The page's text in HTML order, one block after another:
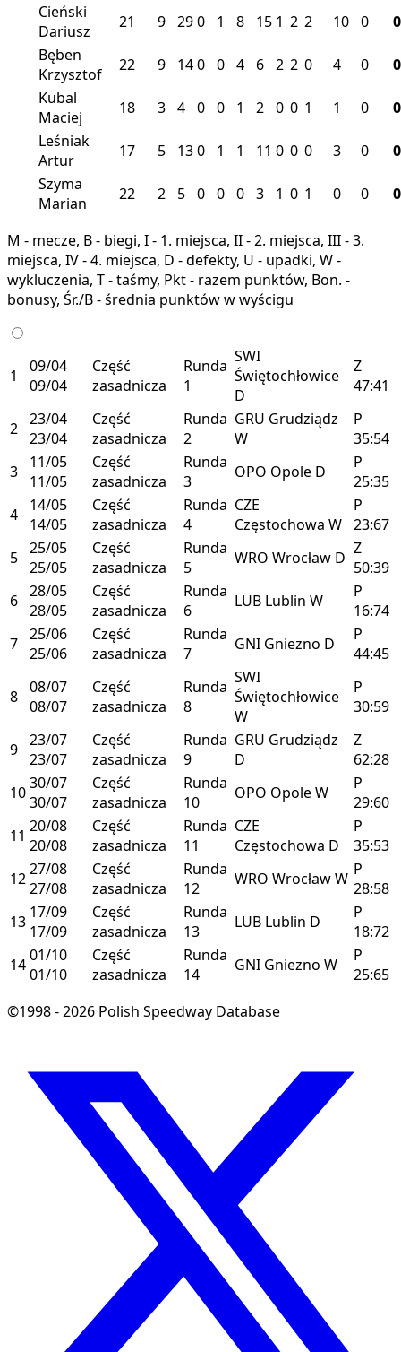
Cieński
Dariusz
21 9 290 1 8 15 1 2 2 10 0
Bęben
Krzysztof
22 9 140 0 4 6 2 2 0 4 0
Kubal
Maciej
18 3 4 0 0 1 2 0 0 1 1 0
Leśniak
Artur
17 5 130 1 1 11 0 0 0 3 0
Szyma
Marian
22 2 5 0 0 0 3 1 0 1 0 0
M - mecze, B - biegi, I - 1. miejsca, II - 2. miejsca, III - 3.
miejsca, IV - 4. miejsca, D - defekty, U - upadki, W -
wykluczenia, T - taśmy, Pkt - razem punktów, Bon. -
bonusy, Śr./B - średnia punktów w wyścigu
1
09/04
09/04
Część
zasadnicza
Runda
1
SWI
Świętochłowice
D
Z
47:41
2 23/04
23/04
Część
zasadnicza
Runda
2
GRU Grudziądz
W
P
35:54
3
11/05
11/05
Część
zasadnicza
Runda
3
OPO Opole D
P
25:35
4
14/05
14/05
Część
zasadnicza
Runda
4
CZE
Częstochowa W
P
23:67
5 25/05
25/05
Część
zasadnicza
Runda
5
WRO Wrocław D Z
50:39
6 28/05
28/05
Część
zasadnicza
Runda
6
LUB Lublin W
P
16:74
7 25/06
25/06
Część
zasadnicza
Runda
7
GNI Gniezno D
P
44:45
8 08/07
08/07
Część
zasadnicza
Runda
8
SWI
Świętochłowice
W
P
30:59
9 23/07
23/07
Część
zasadnicza
Runda
9
GRU Grudziądz
D
Z
62:28
1030/07
30/07
Część
zasadnicza
Runda
10
OPO OpoleW
P
29:60
11 20/08
20/08
Część
zasadnicza
Runda
11
CZE
Częstochowa D
P
35:53
1227/08
27/08
Część
zasadnicza
Runda
12
WRO WrocławW P
28:58
13 17/09
17/09
Część
zasadnicza
Runda
13
LUB Lublin D
P
18:72
1401/10
01/10
Część
zasadnicza
Runda
14
GNI Gniezno W
P
25:65
©1998 - 2026 Polish Speedway Database